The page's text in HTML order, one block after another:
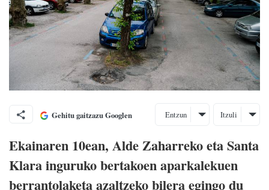
Gehitu gaitzazu Googlen Entzun Itzuli
Ekainaren 10ean, Alde Zaharreko eta Santa
Klara inguruko bertakoen aparkalekuen
berrantolaketa azaltzeko bilera egingo du